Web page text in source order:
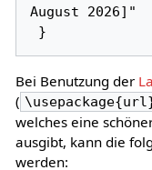
August 2026]"
Bei Benutzung der
(
welches eine
ausgibt, kann die
werden: